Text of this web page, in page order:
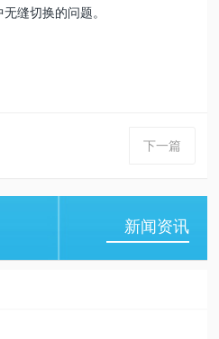
缝切换的问题。
下一篇
新闻资讯